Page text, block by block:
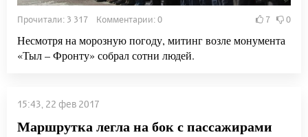
Прочитали: 3 317 Комментарии: 0 7 0
Несмотря на морозную погоду, митинг возле монумента
«Тыл – Фронту» собрал сотни людей.
15:43, 22 фев 2017
Маршрутка легла на бок с пассажирами